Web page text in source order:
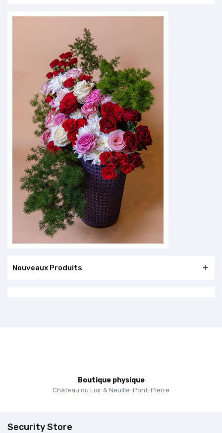
Nouveaux Produits 
Boutique physique
Château du Loir & Neuille-Pont-Pierre
Security Store